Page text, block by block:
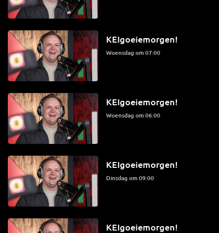
KEIgoeiemorgen!
woensdag om 07:00
KEIgoeiemorgen!
woensdag om 06:00
KEIgoeiemorgen!
dinsdag om 09:00
KEIgoeiemorgen!